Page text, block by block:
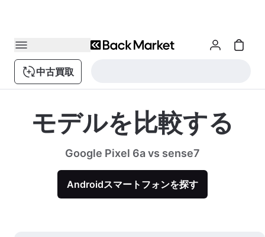
中古買取
モデルを比較する
Google Pixel 6a vs sense7
Androidスマートフォンを探す